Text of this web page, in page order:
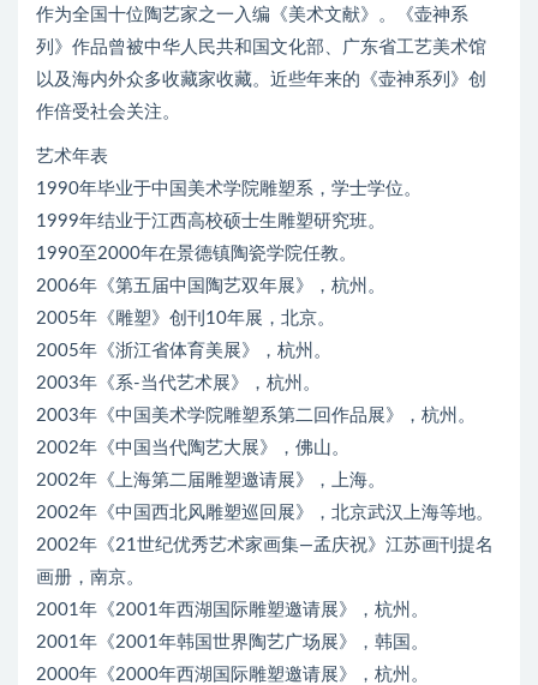
作为全国十位陶艺家之一入编《美术文献》。《壶神系
列》作品曾被中华人民共和国文化部、广东省工艺美术馆
以及海内外众多收藏家收藏。近些年来的《壶神系列》创
作倍受社会关注。
艺术年表
1990年毕业于中国美术学院雕塑系，学士学位。
1999年结业于江西高校硕士生雕塑研究班。
1990至2000年在景德镇陶瓷学院任教。
2006年《第五届中国陶艺双年展》，杭州。
2005年《雕塑》创刊10年展，北京。
2005年《浙江省体育美展》，杭州。
2003年《系-当代艺术展》，杭州。
2003年《中国美术学院雕塑系第二回作品展》，杭州。
2002年《中国当代陶艺大展》，佛山。
2002年《上海第二届雕塑邀请展》，上海。
2002年《中国西北风雕塑巡回展》，北京武汉上海等地。
2002年《21世纪优秀艺术家画集—孟庆祝》江苏画刊提名
画册，南京。
2001年《2001年西湖国际雕塑邀请展》，杭州。
2001年《2001年韩国世界陶艺广场展》，韩国。
2000年《2000年西湖国际雕塑邀请展》，杭州。